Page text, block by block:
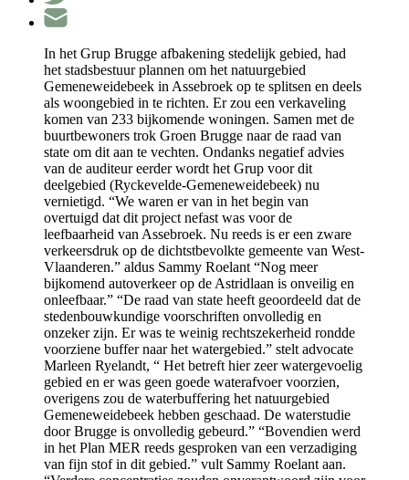
In het Grup Brugge afbakening stedelijk gebied, had
het stadsbestuur plannen om het natuurgebied
Gemeneweidebeek in Assebroek op te splitsen en deels
als woongebied in te richten. Er zou een verkaveling
komen van 233 bijkomende woningen. Samen met de
buurtbewoners trok Groen Brugge naar de raad van
state om dit aan te vechten. Ondanks negatief advies
van de auditeur eerder wordt het Grup voor dit
deelgebied (Ryckevelde-Gemeneweidebeek) nu
vernietigd. “We waren er van in het begin van
overtuigd dat dit project nefast was voor de
leefbaarheid van Assebroek. Nu reeds is er een zware
verkeersdruk op de dichtstbevolkte gemeente van West-
Vlaanderen.” aldus Sammy Roelant “Nog meer
bijkomend autoverkeer op de Astridlaan is onveilig en
onleefbaar.” “De raad van state heeft geoordeeld dat de
stedenbouwkundige voorschriften onvolledig en
onzeker zijn. Er was te weinig rechtszekerheid rondde
voorziene buffer naar het watergebied.” stelt advocate
Marleen Ryelandt, “ Het betreft hier zeer watergevoelig
gebied en er was geen goede waterafvoer voorzien,
overigens zou de waterbuffering het natuurgebied
Gemeneweidebeek hebben geschaad. De waterstudie
door Brugge is onvolledig gebeurd.” “Bovendien werd
in het Plan MER reeds gesproken van een verzadiging
van fijn stof in dit gebied.” vult Sammy Roelant aan.